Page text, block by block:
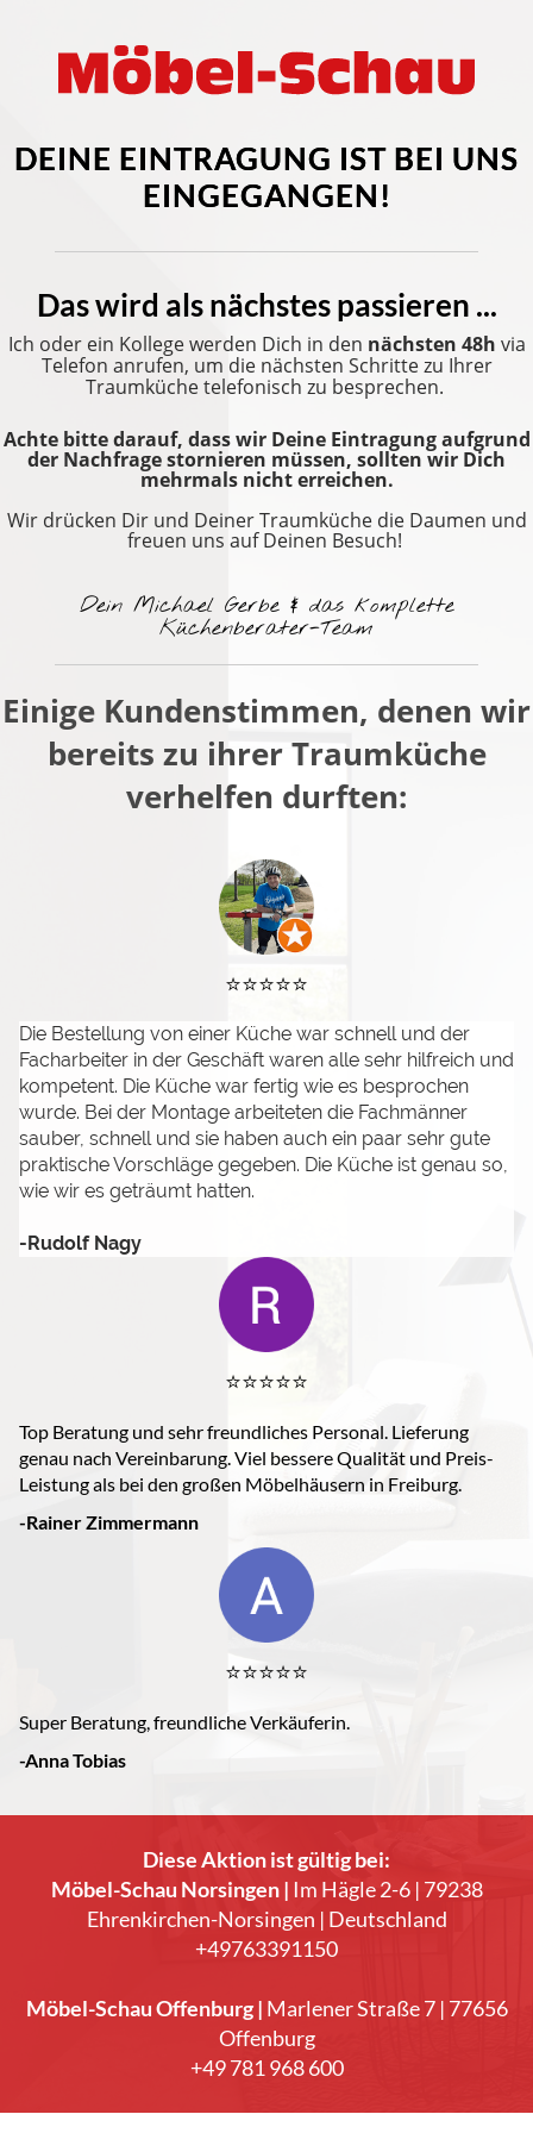
DEINE EINTRAGUNG IST BEI UNS
EINGEGANGEN!
Das wird als nächstes passieren ...
Ich oder ein Kollege werden Dich in den nächsten 48h via
Telefon anrufen, um die nächsten Schritte zu Ihrer
Traumküche telefonisch zu besprechen.
Achte bitte darauf, dass wir Deine Eintragung aufgrund
der Nachfrage stornieren müssen, sollten wir Dich
mehrmals nicht erreichen.
Wir drücken Dir und Deiner Traumküche die Daumen und
freuen uns auf Deinen Besuch!
Dein Michael Gerbe & das komplette
Küchenberater-Team
Einige Kundenstimmen, denen wir
bereits zu ihrer Traumküche
verhelfen durften:
⭐️⭐️⭐️⭐️⭐️
Die Bestellung von einer Küche war schnell und der
Facharbeiter in der Geschäft waren alle sehr hilfreich und
kompetent. Die Küche war fertig wie es besprochen
wurde. Bei der Montage arbeiteten die Fachmänner
sauber, schnell und sie haben auch ein paar sehr gute
praktische Vorschläge gegeben. Die Küche ist genau so,
wie wir es geträumt hatten.
-Rudolf Nagy
⭐️⭐️⭐️⭐️⭐️
Top Beratung und sehr freundliches Personal. Lieferung
genau nach Vereinbarung. Viel bessere Qualität und Preis-
Leistung als bei den großen Möbelhäusern in Freiburg.
-Rainer Zimmermann
⭐️⭐️⭐️⭐️⭐️
Super Beratung, freundliche Verkäuferin.
-Anna Tobias
Diese Aktion ist gültig bei:
Möbel-Schau Norsingen | Im Hägle 2-6 | 79238
Ehrenkirchen-Norsingen | Deutschland
+49763391150
Möbel-Schau Offenburg | Marlener Straße 7 | 77656
Offenburg
+49 781 968 600